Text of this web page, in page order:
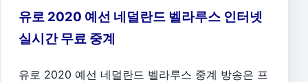
유로 2020 예선 네덜란드 벨라루스 인터넷
실시간 무료 중계
유로 2020 예선 네덜란드 벨라루스 중계 방송은 프